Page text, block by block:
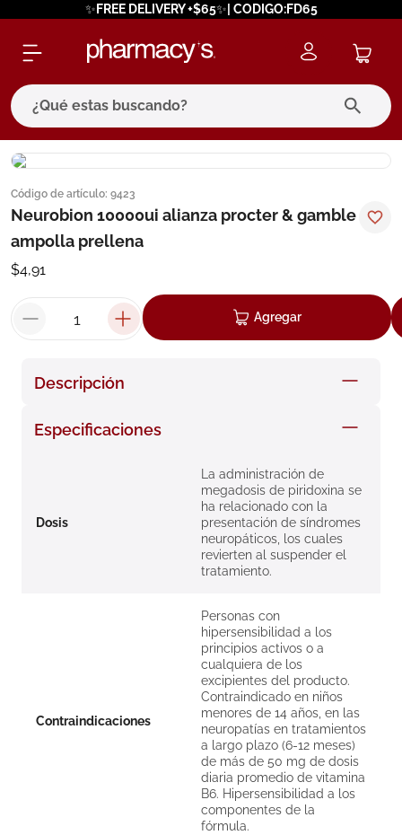
✨FREE DELIVERY +$65✨| CODIGO:FD65
¿Qué estas buscando?
Código de artículo: 9423
Neurobion 10000ui alianza procter & gamble
ampolla prellena
$4,91
Agregar
Descripción
Especificaciones
Dosis
La administración de
megadosis de piridoxina se
ha relacionado con la
presentación de síndromes
neuropáticos, los cuales
revierten al suspender el
tratamiento.
Contraindicaciones
Personas con
hipersensibilidad a los
principios activos o a
cualquiera de los
excipientes del producto.
Contraindicado en niños
menores de 14 años, en las
neuropatías en tratamientos
a largo plazo (6-12 meses)
de más de 50 mg de dosis
diaria promedio de vitamina
B6. Hipersensibilidad a los
componentes de la
fórmula.
términos más buscados
1. eucerin
cerave
7. isdin
roche posay